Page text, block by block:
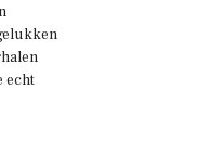
echt